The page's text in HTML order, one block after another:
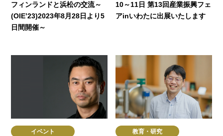
フィンランドと浜松の交流～
(OIE’23)2023年8月28日より5
日間開催～
10～11日 第13回産業振興フェ
アinいわたに出展いたします
イベント 教育・研究